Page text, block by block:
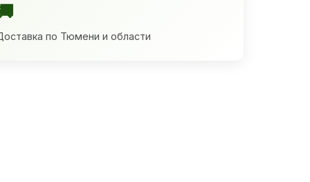
по Тюмени и области